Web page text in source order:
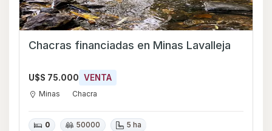
Chacras financiadas en Minas Lavalleja
U$S 75.000 VENTA
Minas Chacra
0 50000 5 ha